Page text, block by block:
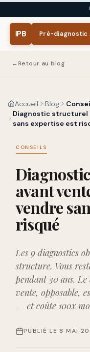
Aller au contenu principal
IPB Pré-diagnostic
←Retour au blog
Accueil Blog
Diagnostic structurel
sans expertise est
CONSEILS
avant
vendre
risqué
Les 9 diagnostics
structure. Vous
pendant 30 ans.
vente, opposable,
— et coûte 100x
PUBLIÉ LE 8 MAI